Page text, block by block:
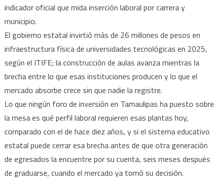
indicador oficial que mida inserción laboral por carrera y
municipio.
El gobierno estatal invirtió más de 26 millones de pesos en
infraestructura física de universidades tecnológicas en 2025,
según el ITIFE; la construcción de aulas avanza mientras la
brecha entre lo que esas instituciones producen y lo que el
mercado absorbe crece sin que nadie la registre.
Lo que ningún foro de inversión en Tamaulipas ha puesto sobre
la mesa es qué perfil laboral requieren esas plantas hoy,
comparado con el de hace diez años, y si el sistema educativo
estatal puede cerrar esa brecha antes de que otra generación
de egresados la encuentre por su cuenta, seis meses después
de graduarse, cuando el mercado ya tomó su decisión.